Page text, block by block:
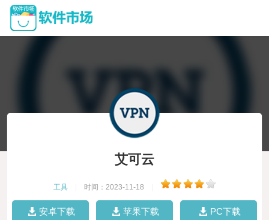
艾可云
工具 时间：2023-11-18
安卓下载 苹果下载 PC下载